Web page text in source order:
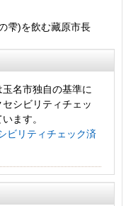
雫)を飲む藏原市長
玉名市独自の基準に
シビリティチェッ
ます。
ビリティチェック済